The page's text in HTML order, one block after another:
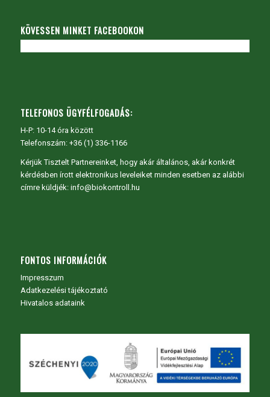
KÖVESSEN MINKET FACEBOOKON
TELEFONOS ÜGYFÉLFOGADÁS:
H-P: 10-14 óra között
Telefonszám: +36 (1) 336-1166
Kérjük Tisztelt Partnereinket, hogy akár általános, akár konkrét
kérdésben írott elektronikus leveleiket minden esetben az alábbi
címre küldjék: info@biokontroll.hu
FONTOS INFORMÁCIÓK
Impresszum
Adatkezelési tájékoztató
Hivatalos adataink